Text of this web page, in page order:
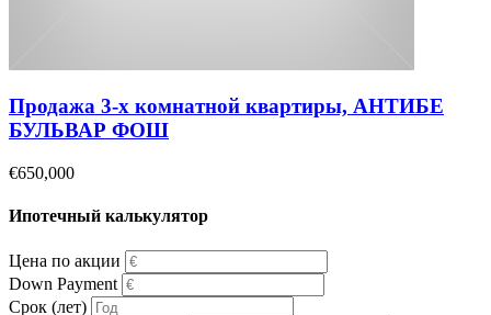
Продажа 3-х комнатной квартиры, АНТИБЕ
БУЛЬВАР ФОШ
€650,000
Ипотечный калькулятор
Цена по акции
Down Payment
Срок (лет)